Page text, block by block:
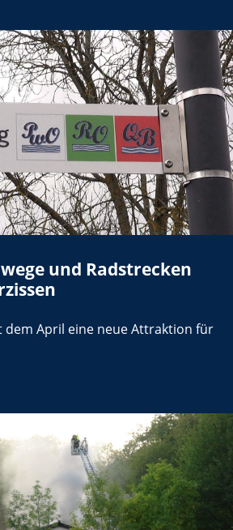
und Radstrecken
dem April eine neue Attraktion für